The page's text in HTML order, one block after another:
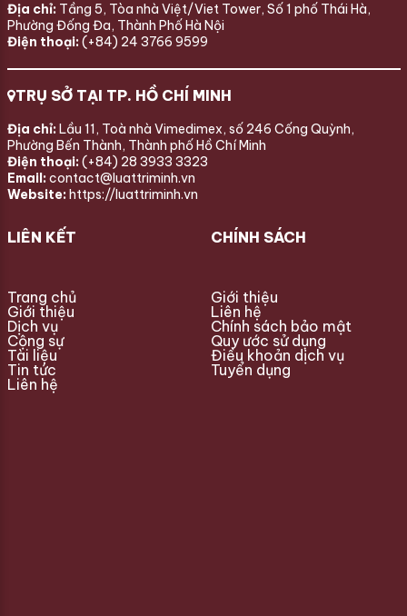
Địa chỉ: Tầng 5, Tòa nhà Việt/Viet Tower, Số 1 phố Thái Hà,
Phường Đống Đa, Thành Phố Hà Nội
Điện thoại: (+84) 24 3766 9599
TRỤ SỞ TẠI TP. HỒ CHÍ MINH
Địa chỉ: Lầu 11, Toà nhà Vimedimex, số 246 Cống Quỳnh,
Phường Bến Thành, Thành phố Hồ Chí Minh
Điện thoại: (+84) 28 3933 3323
Email: contact@luattriminh.vn
Website: https://luattriminh.vn
LIÊN KẾT
Trang chủ
Giới thiệu
Dịch vụ
Cộng sự
Tài liệu
Tin tức
Liên hệ
CHÍNH SÁCH
Giới thiệu
Liên hệ
Chính sách bảo mật
Quy ước sử dụng
Điều khoản dịch vụ
Tuyển dụng